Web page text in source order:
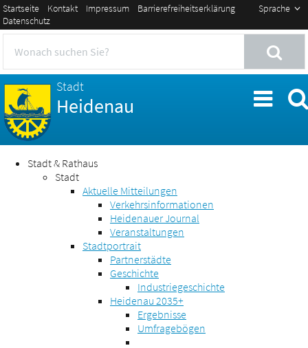
Sprache
Startseite Kontakt Impressum
Barrierefreiheitserklärung
Datenschutz
Stadt
Heidenau
Stadt & Rathaus
Stadt
Aktuelle Mitteilungen
Verkehrsinformationen
Heidenauer Journal
Veranstaltungen
Stadtportrait
Partnerstädte
Geschichte
Industriegeschichte
Heidenau 2035+
Ergebnisse
Umfragebögen